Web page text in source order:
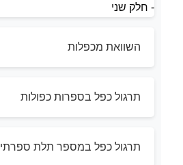
- חלק שני
השוואת מכפלות
תרגול כפל בספרות כפולות
תרגול כפל במספר תלת ספרתי